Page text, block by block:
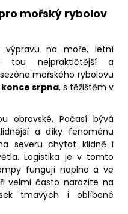
mořský rybolov
výpravu na moře, letní
tou nejpraktičtější a
mořského rybolovu
srpna, s těžištěm v
obrovské. Počasí bývá
a díky fenoménu
severu chytat klidně i
Logistika je v tomto
fungují naplno a ve
velmi často narazíte na
tmavých i oblíbené